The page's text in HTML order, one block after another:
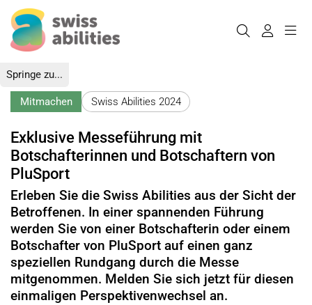
Springe zu...
Mitmachen Swiss Abilities 2024
Exklusive Messeführung mit
Botschafterinnen und Botschaftern von
PluSport
Erleben Sie die Swiss Abilities aus der Sicht der
Betroffenen. In einer spannenden Führung
werden Sie von einer Botschafterin oder einem
Botschafter von PluSport auf einen ganz
speziellen Rundgang durch die Messe
mitgenommen. Melden Sie sich jetzt für diesen
einmaligen Perspektivenwechsel an.